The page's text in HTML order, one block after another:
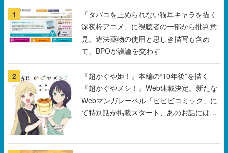
1
「タバコを止められない猫耳キャラを描く
深夜枠アニメ」に視聴者の一部から批判意
見。違法薬物の使用と思しき描写も含め
て、BPOが議論を交わす
2
『超かぐや姫！』本編の“10年後”を描く
『超かぐやメシ！』Web連載決定。新たな
Webマンガレーベル「ビビビコミック」に
て特別話が掲載スタート、あのお話には…